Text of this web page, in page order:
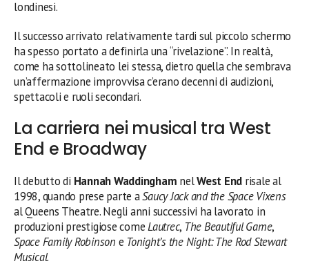
londinesi.
Il successo arrivato relativamente tardi sul piccolo schermo
ha spesso portato a definirla una “rivelazione”. In realtà,
come ha sottolineato lei stessa, dietro quella che sembrava
un’affermazione improvvisa c’erano decenni di audizioni,
spettacoli e ruoli secondari.
La carriera nei musical tra West
End e Broadway
Il debutto di Hannah Waddingham nelWest End risale al
1998, quando prese parte aSaucy Jack and the Space Vixens
al Queens Theatre. Negli anni successivi ha lavorato in
produzioni prestigiose comeLautrec, The Beautiful Game,
Space Family Robinson e Tonight’s the Night: The Rod Stewart
Musical.